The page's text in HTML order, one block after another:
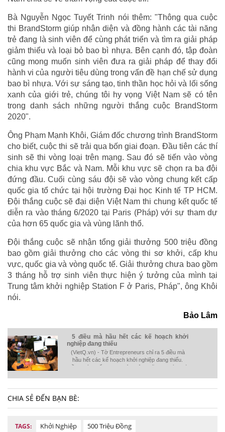
Bà Nguyễn Ngọc Tuyết Trinh nói thêm: "Thông qua cuộc
thi BrandStorm giúp nhận diện và đồng hành các tài năng
trẻ đang là sinh viên để cùng phát triển và tìm ra giải pháp
giảm thiểu và loại bỏ bao bì nhựa. Bên cạnh đó, tập đoàn
cũng mong muốn sinh viên đưa ra giải pháp để thay đổi
hành vi của người tiêu dùng trong vấn đề hạn chế sử dụng
bao bì nhựa. Với sự sáng tạo, tinh thần học hỏi và lối sống
xanh của giới trẻ, chúng tôi hy vọng Việt Nam sẽ có tên
trong danh sách những người thắng cuộc BrandStorm
2020".
Ông Phạm Mạnh Khôi, Giám đốc chương trình BrandStorm
cho biết, cuộc thi sẽ trải qua bốn giai đoạn. Đầu tiên các thí
sinh sẽ thi vòng loại trên mạng. Sau đó sẽ tiến vào vòng
chia khu vực Bắc và Nam. Mỗi khu vực sẽ chọn ra ba đội
đứng đầu. Cuối cùng sáu đội sẽ vào vòng chung kết cấp
quốc gia tổ chức tại hội trường Đại học Kinh tế TP HCM.
Đội thắng cuộc sẽ đại diện Việt Nam thi chung kết quốc tế
diễn ra vào tháng 6/2020 tại Paris (Pháp) với sự tham dự
của hơn 65 quốc gia và vùng lãnh thổ.
Đội thắng cuộc sẽ nhận tổng giải thưởng 500 triệu đồng
bao gồm giải thưởng cho các vòng thi sơ khởi, cấp khu
vực, quốc gia và vòng quốc tế. Giải thưởng chưa bao gồm
3 tháng hỗ trợ sinh viên thực hiện ý tưởng của mình tại
Trung tâm khởi nghiệp Station F ở Paris, Pháp", ông Khôi
nói.
Bảo Lâm
5 điều mà hầu hết các kế hoạch khởi
nghiệp đang thiếu
(VietQ.vn) - Tờ Entrepreneurs chỉ ra 5 điều mà
hầu hết các kế hoạch khởi nghiệp đang thiếu.
Đồng thời nhấn mạnh, bản thân những người quá
CHIA SẺ ĐẾN BẠN BÈ:
TAGS: Khởi Nghiệp
500 Triệu Đồng